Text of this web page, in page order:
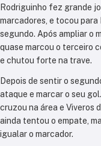
Rodriguinho fez grande
marcadores, e tocou
segundo. Após ampliar o
quase marcou o terceiro
e chutou forte na trave.
Depois de sentir o
ataque e marcar o seu
cruzou na área e Viveros
ainda tentou o empate,
igualar o marcador.